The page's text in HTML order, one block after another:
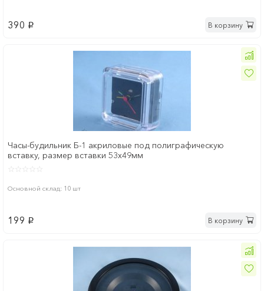
390 p В корзину
Часы-будильник Б-1 акриловые под полиграфическую
вставку, размер вставки 53х49мм
Основной склад: 10 шт
199 p В корзину